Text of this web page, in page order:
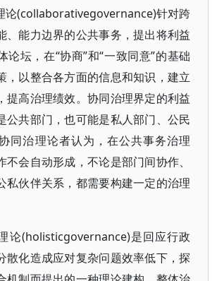
论(collaborativegovernance)针对跨
、能力边界的公共事务，提出将利益
论坛，在“协商”和“一致同意”的基础
，以整合各方面的信息和知识，建立
提高治理绩效。协同治理界定的利益
公共部门，也可能是私人部门、公民
同治理论者认为，在公共事务治理
不会自动形成，不论是部门间协作、
私伙伴关系，都需要构建一定的治理
论(holisticgovernance)是回应行政
散化造成应对复杂问题效率低下，探